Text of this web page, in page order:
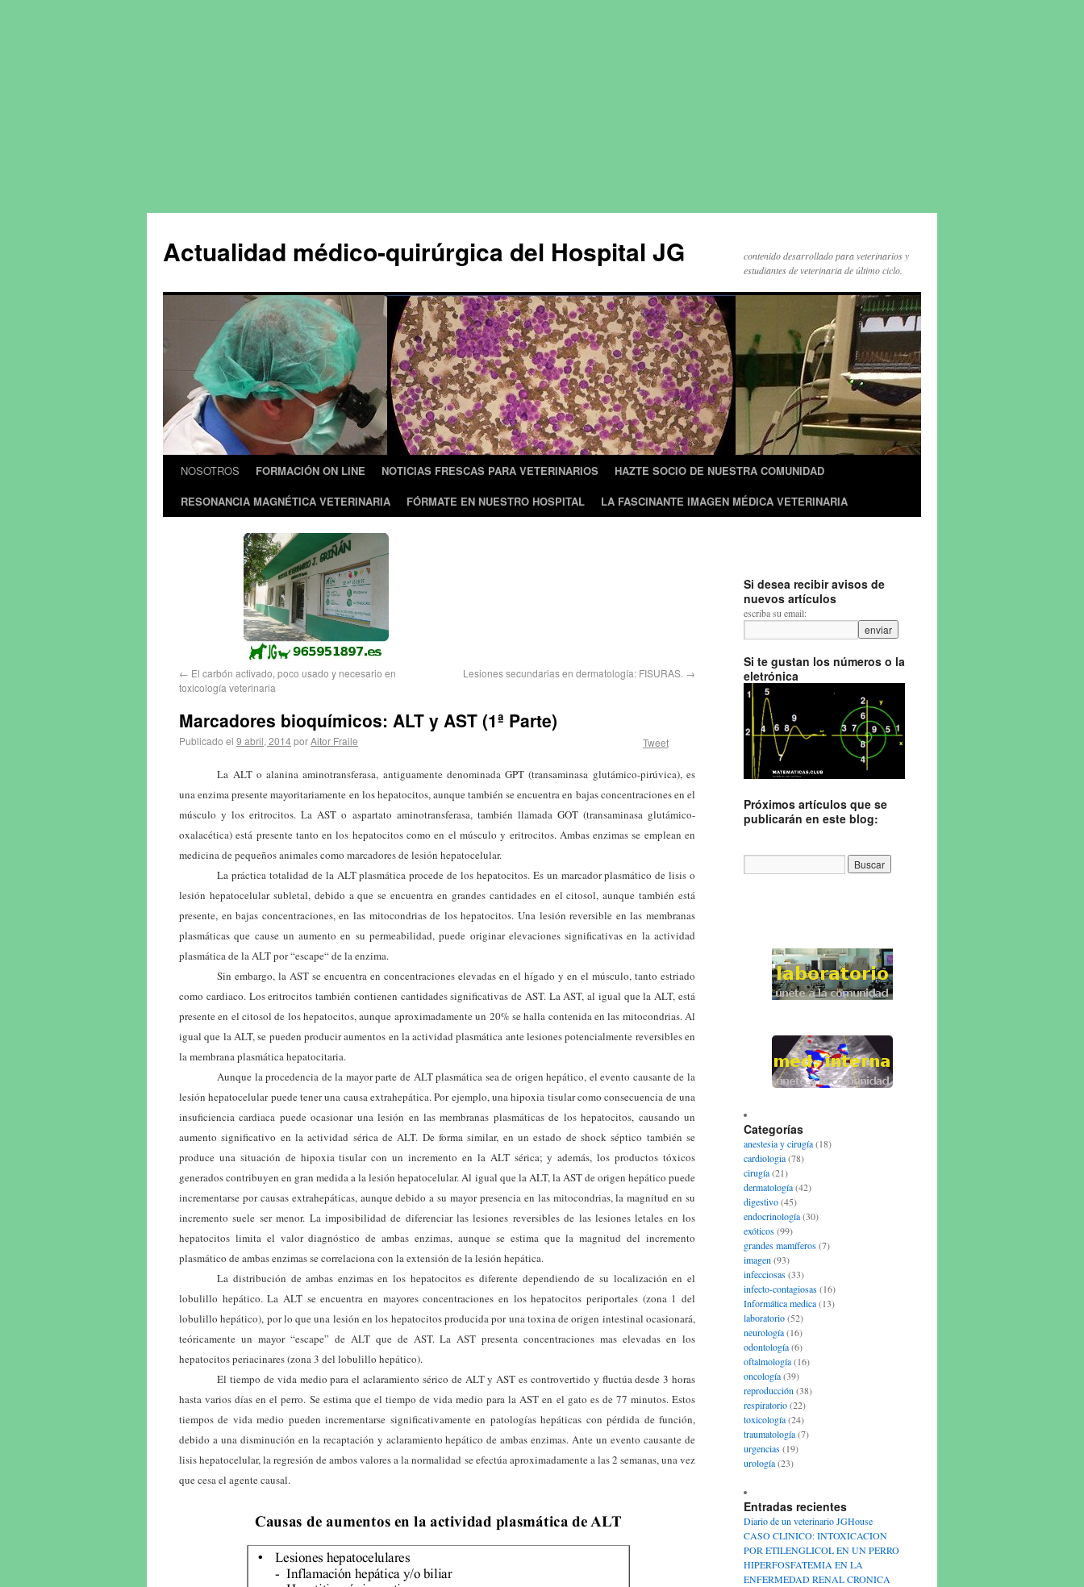
Actualidad médico-quirúrgica del Hospital JG
contenido desarrollado para veterinarios y
estudiantes de veterinaria de último ciclo.
NOSOTROS FORMACIÓN ON LINE NOTICIAS FRESCAS PARA VETERINARIOS
HAZTE SOCIO DE NUESTRA COMUNIDAD
RESONANCIA MAGNÉTICA VETERINARIA
FÓRMATE EN NUESTRO HOSPITAL LA FASCINANTE IMAGEN MÉDICA VETERINARIA
← El carbón activado, poco usado y necesario en
toxicología veterinaria
Lesiones secundarias en dermatología: FISURAS. →
Marcadores bioquímicos: ALT y AST (1ª Parte)
Tweet
Publicado el 9 abril, 2014porAitor Fraile
La ALT o alanina aminotransferasa, antiguamente denominada GPT (transaminasa glutámico-pirúvica), es
una enzima presente mayoritariamente en los hepatocitos, aunque también se encuentra en bajas concentraciones en el
músculo y los eritrocitos. La AST o aspartato aminotransferasa, también llamada GOT (transaminasa glutámico-
oxalacética) está presente tanto en los hepatocitos como en el músculo y eritrocitos. Ambas enzimas se emplean en
medicina de pequeños animales como marcadores de lesión hepatocelular.
La práctica totalidad de la ALT plasmática procede de los hepatocitos. Es un marcador plasmático de lisis o
lesión hepatocelular subletal, debido a que se encuentra en grandes cantidades en el citosol, aunque también está
presente, en bajas concentraciones, en las mitocondrias de los hepatocitos. Una lesión reversible en las membranas
plasmáticas que cause un aumento en su permeabilidad, puede originar elevaciones significativas en la actividad
plasmática de la ALT por “escape“ de la enzima.
Sin embargo, la AST se encuentra en concentraciones elevadas en el hígado y en el músculo, tanto estriado
como cardiaco. Los eritrocitos también contienen cantidades significativas de AST. La AST, al igual que la ALT, está
presente en el citosol de los hepatocitos, aunque aproximadamente un 20% se halla contenida en las mitocondrias. Al
igual que la ALT, se pueden producir aumentos en la actividad plasmática ante lesiones potencialmente reversibles en
la membrana plasmática hepatocitaria.
Aunque la procedencia de la mayor parte de ALT plasmática sea de origen hepático, el evento causante de la
lesión hepatocelular puede tener una causa extrahepática. Por ejemplo, una hipoxia tisular como consecuencia de una
insuficiencia cardiaca puede ocasionar una lesión en las membranas plasmáticas de los hepatocitos, causando un
aumento significativo en la actividad sérica de ALT. De forma similar, en un estado de shock séptico también se
produce una situación de hipoxia tisular con un incremento en la ALT sérica; y además, los productos tóxicos
generados contribuyen en gran medida a la lesión hepatocelular. Al igual que la ALT, la AST de origen hepático puede
incrementarse por causas extrahepáticas, aunque debido a su mayor presencia en las mitocondrias, la magnitud en su
incremento suele ser menor. La imposibilidad de diferenciar las lesiones reversibles de las lesiones letales en los
hepatocitos limita el valor diagnóstico de ambas enzimas, aunque se estima que la magnitud del incremento
plasmático de ambas enzimas se correlaciona con la extensión de la lesión hepática.
La distribución de ambas enzimas en los hepatocitos es diferente dependiendo de su localización en el
lobulillo hepático. La ALT se encuentra en mayores concentraciones en los hepatocitos periportales (zona 1 del
lobulillo hepático), por lo que una lesión en los hepatocitos producida por una toxina de origen intestinal ocasionará,
teóricamente un mayor “escape” de ALT que de AST. La AST presenta concentraciones mas elevadas en los
hepatocitos periacinares (zona 3 del lobulillo hepático).
El tiempo de vida medio para el aclaramiento sérico de ALT y AST es controvertido y fluctúa desde 3 horas
hasta varios días en el perro. Se estima que el tiempo de vida medio para la AST en el gato es de 77 minutos. Estos
tiempos de vida medio pueden incrementarse significativamente en patologías hepáticas con pérdida de función,
debido a una disminución en la recaptación y aclaramiento hepático de ambas enzimas. Ante un evento causante de
lisis hepatocelular, la regresión de ambos valores a la normalidad se efectúa aproximadamente a las 2 semanas, una vez
que cesa el agente causal.
Si desea recibir avisos de
nuevos artículos
escriba su email:
Si te gustan los números o la
eletrónica
Próximos artículos que se
publicarán en este blog:
Categorías
anestesia y cirugía(18)
cardiologia(78)
cirugía(21)
dermatología(42)
digestivo(45)
endocrinología(30)
exóticos(99)
grandes mamíferos(7)
imagen (93)
infecciosas(33)
infecto-contagiosas(16)
Informática medica(13)
laboratorio(52)
neurología(16)
odontología(6)
oftalmología(16)
oncología(39)
reproducción (38)
respiratorio(22)
toxicología(24)
traumatología(7)
urgencias(19)
urología(23)
Entradas recientes
Diario de un veterinario JGHouse
CASO CLINICO: INTOXICACION
POR ETILENGLICOL EN UN PERRO
HIPERFOSFATEMIA EN LA
ENFERMEDAD RENAL CRONICA